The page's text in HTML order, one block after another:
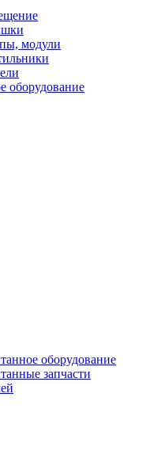
модули
оборудование
оборудование
запчасти